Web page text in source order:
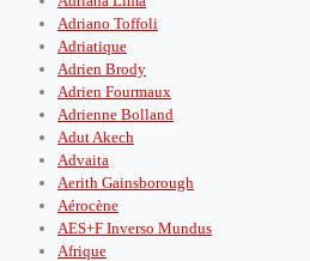
Adriano Toffoli
Adriatique
Adrien Brody
Adrien Fourmaux
Adrienne Bolland
Adut Akech
Advaita
Aerith Gainsborough
Aérocène
AES+F Inverso Mundus
Afrique